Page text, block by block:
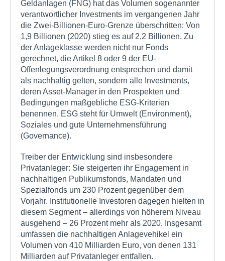
Geldanlagen (FNG) hat das Volumen sogenannter
verantwortlicher Investments im vergangenen Jahr
die Zwei-Billionen-Euro-Grenze überschritten: Von
1,9 Billionen (2020) stieg es auf 2,2 Billionen. Zu
der Anlageklasse werden nicht nur Fonds
gerechnet, die Artikel 8 oder 9 der EU-
Offenlegungsverordnung entsprechen und damit
als nachhaltig gelten, sondern alle Investments,
deren Asset-Manager in den Prospekten und
Bedingungen maßgebliche ESG-Kriterien
benennen. ESG steht für Umwelt (Environment),
Soziales und gute Unternehmensführung
(Governance).
Treiber der Entwicklung sind insbesondere
Privatanleger: Sie steigerten ihr Engagement in
nachhaltigen Publikumsfonds, Mandaten und
Spezialfonds um 230 Prozent gegenüber dem
Vorjahr. Institutionelle Investoren dagegen hielten in
diesem Segment – allerdings von höherem Niveau
ausgehend – 26 Prozent mehr als 2020. Insgesamt
umfassen die nachhaltigen Anlagevehikel ein
Volumen von 410 Milliarden Euro, von denen 131
Milliarden auf Privatanleger entfallen.